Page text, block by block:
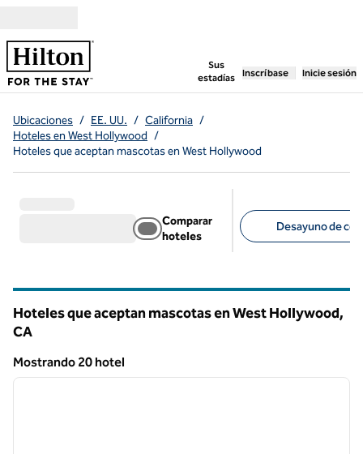
Sus
estadías
, abre una pestaña
Inscríbase Inicie sesión
Ubicaciones / EE. UU. / California /
Hoteles en West Hollywood /
Hoteles que aceptan mascotas en West Hollywood
Comparar
hoteles
Desayuno de
Hoteles que aceptan mascotas en West Hollywood,
CA
Mostrando 20 hotel
Mostrando 20 hotel
1 de 12